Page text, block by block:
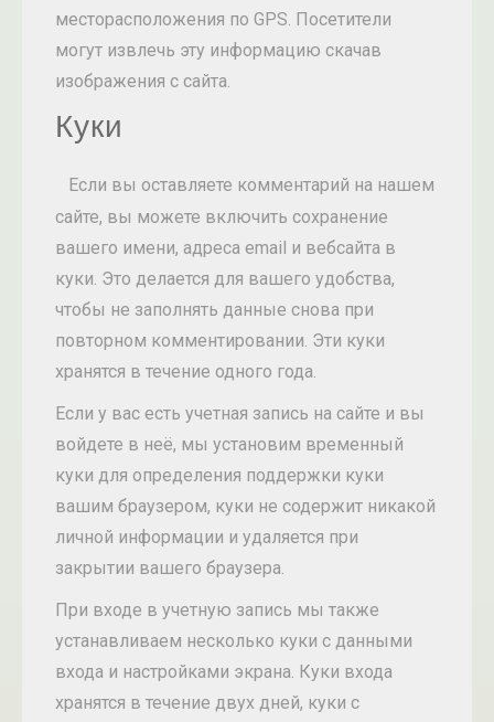
месторасположения по GPS. Посетители
могут извлечь эту информацию скачав
изображения с сайта.
Куки
Если вы оставляете комментарий на нашем
сайте, вы можете включить сохранение
вашего имени, адреса email и вебсайта в
куки. Это делается для вашего удобства,
чтобы не заполнять данные снова при
повторном комментировании. Эти куки
хранятся в течение одного года.
Если у вас есть учетная запись на сайте и вы
войдете в неё, мы установим временный
куки для определения поддержки куки
вашим браузером, куки не содержит никакой
личной информации и удаляется при
закрытии вашего браузера.
При входе в учетную запись мы также
устанавливаем несколько куки с данными
входа и настройками экрана. Куки входа
хранятся в течение двух дней, куки с